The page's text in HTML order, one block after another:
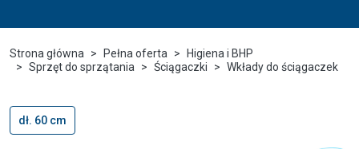
Strona główna Pełna oferta
Higiena i BHP
Sprzęt do sprzątania
Ściągaczki Wkłady do ściągaczek
dł. 60 cm